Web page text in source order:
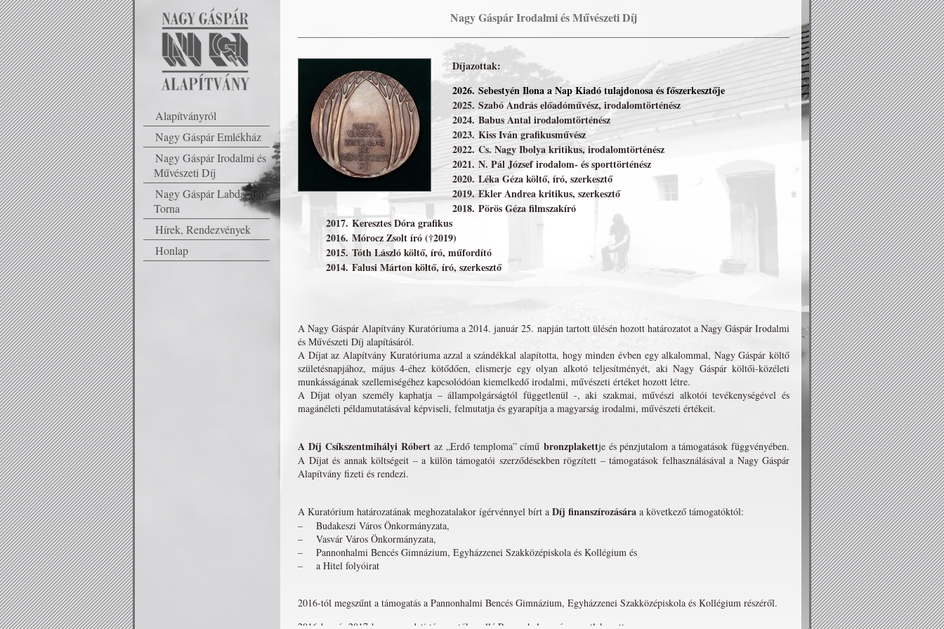
Alapítványról
Nagy Gáspár Emlékház
Nagy Gáspár Irodalmi és
Művészeti Díj
Nagy Gáspár Labdarúgó
Torna
Hírek, Rendezvények
Honlap
Nagy Gáspár Irodalmi és Művészeti Díj
Díjazottak:
2026. Sebestyén Ilona a Nap Kiadó tulajdonosa és főszerkesztője
2025. Szabó András előadóművész, irodalomtörténész
2024. Babus Antal irodalomtörténész
2023. Kiss Iván grafikusművész
2022. Cs. Nagy Ibolya kritikus, irodalomtörténész
2021. N. Pál József irodalom- és sporttörténész
2020. Léka Géza költő, író, szerkesztő
2019. Ekler Andrea kritikus, szerkesztő
2018. Pörös Géza filmszakíró
2017. Keresztes Dóra grafikus
2016. Mórocz Zsolt író (†2019)
2015. Tóth László költő, író, műfordító
2014. Falusi Márton költő, író, szerkesztő
A Nagy Gáspár Alapítvány Kuratóriuma a 2014. január 25. napján tartott ülésén hozott határozatot a Nagy Gáspár Irodalmi
és Művészeti Díj alapításáról.
A Díjat az Alapítvány Kuratóriuma azzal a szándékkal alapította, hogy minden évben egy alkalommal, Nagy Gáspár költő
születésnapjához, május 4-éhez kötődően, elismerje egy olyan alkotó teljesítményét, aki Nagy Gáspár költői-közéleti
munkásságának szellemiségéhez kapcsolódóan kiemelkedő irodalmi, művészeti értéket hozott létre.
A Díjat olyan személy kaphatja – állampolgárságtól függetlenül -, aki szakmai, művészi alkotói tevékenységével és
magánéleti példamutatásával képviseli, felmutatja és gyarapítja a magyarság irodalmi, művészeti értékeit.
A Díj Csíkszentmihályi Róbertaz „Erdő temploma” című bronzplakettje és pénzjutalom a támogatások függvényében.
A Díjat és annak költségeit – a külön támogatói szerződésekben rögzített – támogatások felhasználásával a Nagy Gáspár
Alapítvány fizeti és rendezi.
A Kuratórium határozatának meghozatalakor ígérvénnyel bírt a Díj finanszírozására a következő támogatóktól:
– Budakeszi Város Önkormányzata,
– Vasvár Város Önkormányzata,
– Pannonhalmi Bencés Gimnázium, Egyházzenei Szakközépiskola és Kollégium és
– a Hitel folyóirat
2016-tól megszűnt a támogatás a Pannonhalmi Bencés Gimnázium, Egyházzenei Szakközépiskola és Kollégium részéről.